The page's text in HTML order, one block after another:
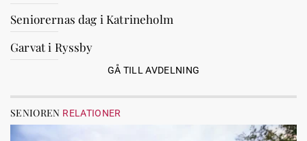
Seniorernas dag i Katrineholm
Garvat i Ryssby
GÅ TILL AVDELNING
SENIOREN RELATIONER